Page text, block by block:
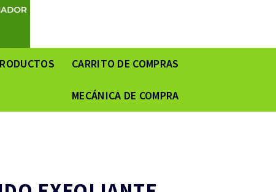
CARRITO DE COMPRAS
MECÁNICA DE COMPRA